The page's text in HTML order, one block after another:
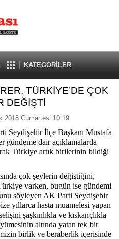
KATEGORİLER
TÜRKİYE’DE ÇOK
DEĞİŞTİ
2018 Cumartesi 10:19
Seydişehir İlçe Başkanı Mustafa
gündeme dair açıklamalarda
Türkiye artık birilerinin bildiği
çok şeylerin değiştiğini,
varken, bugün ise gündemi
söyleyen AK Parti Seydişehir
yıllarca hasta muamelesi yapan
şaşkınlıkla ve kıskançlıkla
altında yatan tek bir
birlik ve beraberlik içerisinde